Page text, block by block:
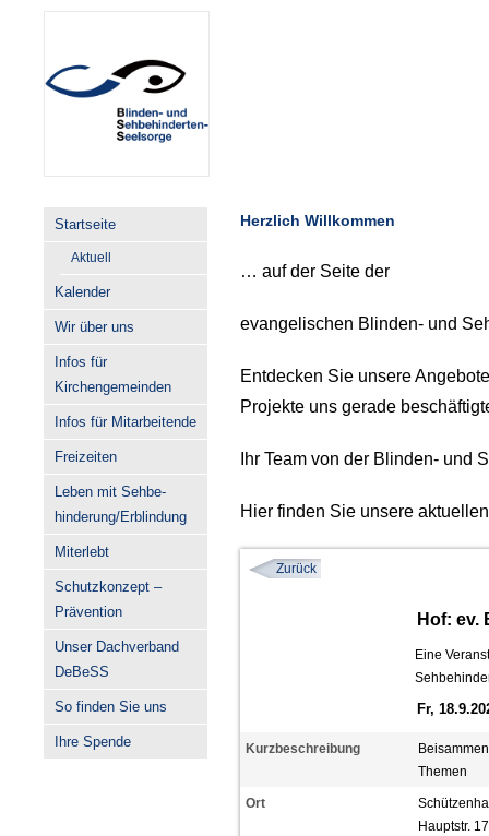
Startseite
Aktuell
Kalender
Wir über uns
Infos für
Kirchengemeinden
Infos für Mitarbeitende
Freizeiten
Leben mit Sehbe-
hinderung/Erblindung
Miterlebt
Schutzkonzept –
Prävention
Unser Dachverband
DeBeSS
So finden Sie uns
Ihre Spende
Herzlich Willkommen
… auf der Seite der
evangelischen Blinden- und
Entdecken Sie unsere
Projekte uns gerade
Ihr Team von der Blinden- und
Hier finden Sie unsere
Zurück
Hof: ev.
Eine
Fr,
Kurzbeschreibung
Themen
Ort
Hauptstr. 17